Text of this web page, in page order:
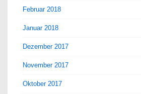
Februar 2018
Januar 2018
Dezember 2017
November 2017
Oktober 2017